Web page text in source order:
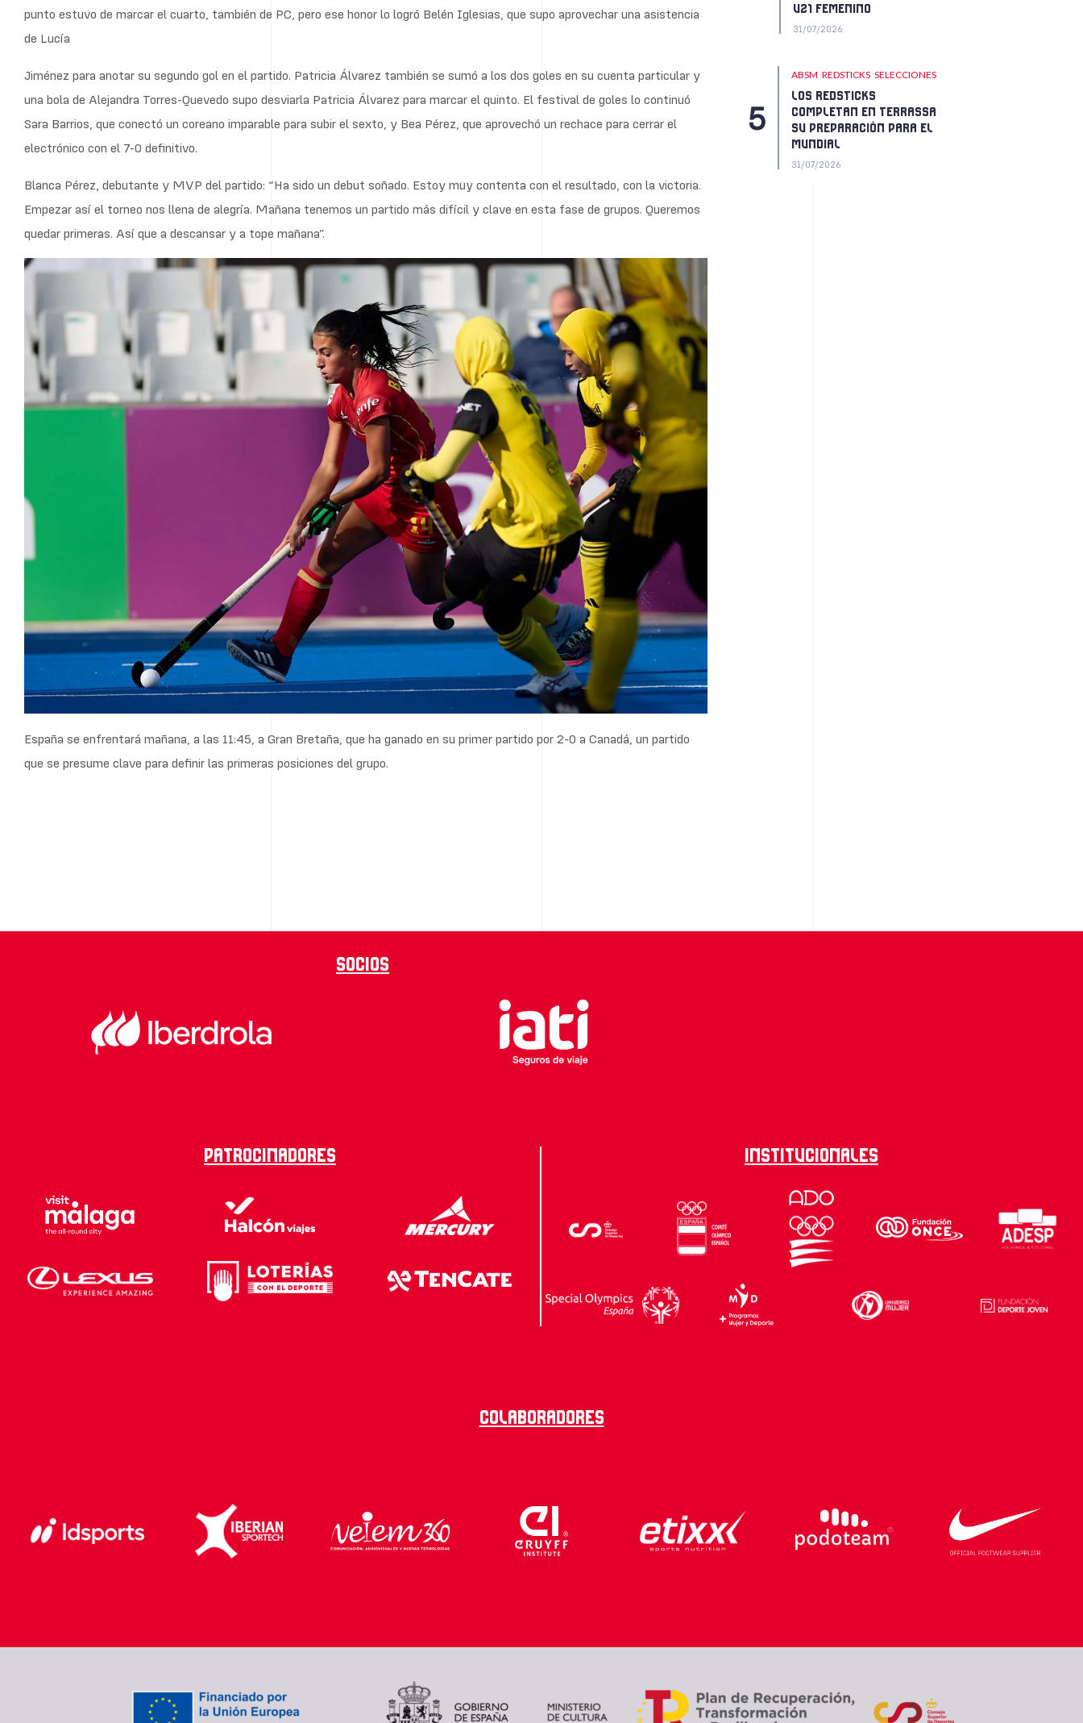
punto estuvo de marcar el cuarto, también de PC, pero ese honor lo logró Belén Iglesias, que supo aprovechar una asistencia
de Lucía
Jiménez para anotar su segundo gol en el partido. Patricia Álvarez también se sumó a los dos goles en su cuenta particular y
una bola de Alejandra Torres-Quevedo supo desviarla Patricia Álvarez para marcar el quinto. El festival de goles lo continuó
Sara Barrios, que conectó un coreano imparable para subir el sexto, y Bea Pérez, que aprovechó un rechace para cerrar el
electrónico con el 7-0 definitivo.
Blanca Pérez, debutante y MVP del partido: “Ha sido un debut soñado. Estoy muy contenta con el resultado, con la victoria.
Empezar así el torneo nos llena de alegría. Mañana tenemos un partido más difícil y clave en esta fase de grupos. Queremos
quedar primeras. Así que a descansar y a tope mañana”.
España se enfrentará mañana, a las 11:45, a Gran Bretaña, que ha ganado en su primer partido por 2-0 a Canadá, un partido
que se presume clave para definir las primeras posiciones del grupo.
U21 FEMENINO
31/07/2026
ABSM REDSTICKS SELECCIONES
LOS REDSTICKS
COMPLETAN EN TERRASSA
SU PREPARACIÓN PARA EL
MUNDIAL
31/07/2026
Socios
Patrocinadores Institucionales
Colaboradores